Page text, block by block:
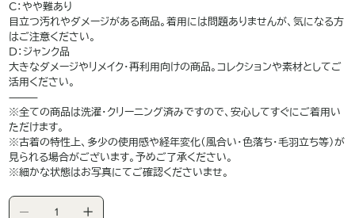
C：やや難あり
目立つ汚れやダメージがある商品。着用には問題ありませんが、気になる方
はご注意ください。
D：ジャンク品
大きなダメージやリメイク・再利用向けの商品。コレクションや素材としてご
活用ください。
⸻
※全ての商品は洗濯・クリーニング済みですので、安心してすぐにご着用い
ただけます。
※古着の特性上、多少の使用感や経年変化（風合い・色落ち・毛羽立ち等）が
見られる場合がございます。予めご了承ください。
※細かな状態はお写真にてご確認くださいませ。